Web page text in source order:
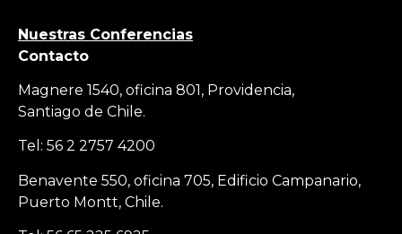
Nuestras Conferencias
Contacto
Magnere 1540, oficina 801, Providencia,
Santiago de Chile.
Tel: 56 2 2757 4200
Benavente 550, oficina 705, Edificio Campanario,
Puerto Montt, Chile.